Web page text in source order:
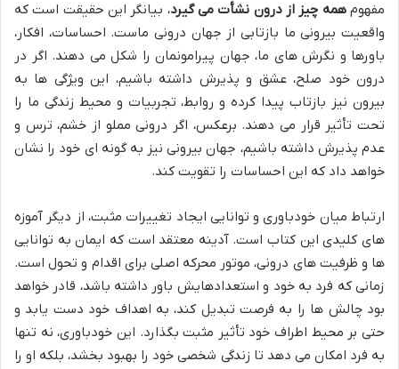
مفهومهمه چیز از درون نشأت می گیرد، بیانگر این حقیقت است که
واقعیت بیرونی ما بازتابی از جهان درونی ماست. احساسات، افکار،
باورها و نگرش های ما، جهان پیرامونمان را شکل می دهند. اگر در
درون خود صلح، عشق و پذیرش داشته باشیم، این ویژگی ها به
بیرون نیز بازتاب پیدا کرده و روابط، تجربیات و محیط زندگی ما را
تحت تأثیر قرار می دهند. برعکس، اگر درونی مملو از خشم، ترس و
عدم پذیرش داشته باشیم، جهان بیرونی نیز به گونه ای خود را نشان
خواهد داد که این احساسات را تقویت کند.
ارتباط میان خودباوری و توانایی ایجاد تغییرات مثبت، از دیگر آموزه
های کلیدی این کتاب است. آدینه معتقد است که ایمان به توانایی
ها و ظرفیت های درونی، موتور محرکه اصلی برای اقدام و تحول است.
زمانی که فرد به خود و استعدادهایش باور داشته باشد، قادر خواهد
بود چالش ها را به فرصت تبدیل کند، به اهداف خود دست یابد و
حتی بر محیط اطراف خود تأثیر مثبت بگذارد. این خودباوری، نه تنها
به فرد امکان می دهد تا زندگی شخصی خود را بهبود بخشد، بلکه او را